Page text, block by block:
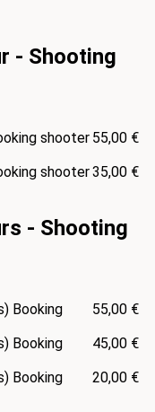
- Shooting
shooter 55,00 €
shooter35,00 €
- Shooting
Booking
55,00 €
Booking
45,00 €
Booking
20,00 €